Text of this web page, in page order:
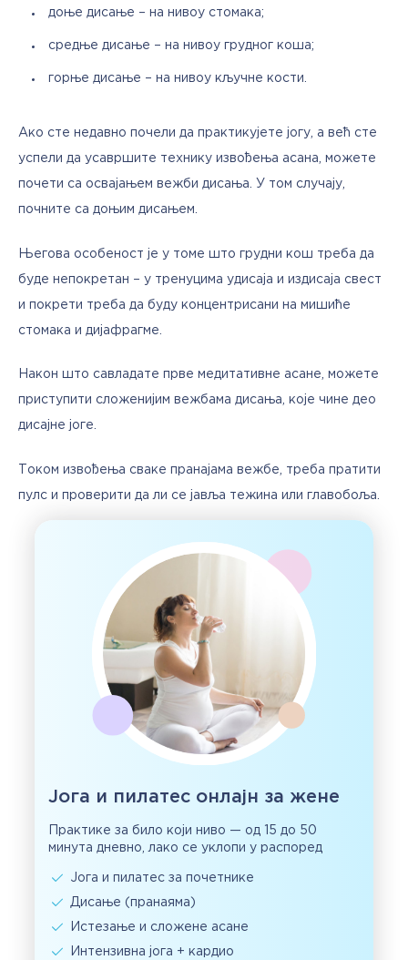
доње дисање – на нивоу стомака;
средње дисање – на нивоу грудног коша;
горње дисање – на нивоу кључне кости.
Ако сте недавно почели да практикујете јогу, а већ сте
успели да усавршите технику извођења асана, можете
почети са освајањем вежби дисања. У том случају,
почните са доњим дисањем.
Његова особеност је у томе што грудни кош треба да
буде непокретан – у тренуцима удисаја и издисаја свест
и покрети треба да буду концентрисани на мишиће
стомака и дијафрагме.
Након што савладате прве медитативне асане, можете
приступити сложенијим вежбама дисања, које чине део
дисајне јоге.
Током извођења сваке пранајама вежбе, треба пратити
пулс и проверити да ли се јавља тежина или главобоља.
Јога и пилатес онлајн за жене
Практике за било који ниво — од 15 до 50
минута дневно, лако се уклопи у распоред
Јога и пилатес за почетнике
Дисање (пранаяма)
Истезање и сложене асане
Интензивна јога + кардио